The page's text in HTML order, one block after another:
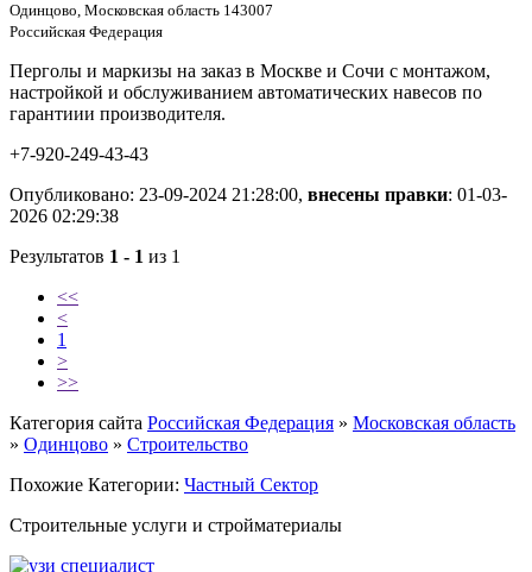
Одинцово, Московская область 143007
Российская Федерация
Перголы и маркизы на заказ в Москве и Сочи с монтажом,
настройкой и обслуживанием автоматических навесов по
гарантиии производителя.
+7-920-249-43-43
Опубликовано: 23-09-2024 21:28:00, внесены правки: 01-03-
2026 02:29:38
Результатов 1 - 1 из 1
<<
<
1
>
>>
Категория сайта Российская Федерация » Московская область
» Одинцово » Строительство
Похожие Категории: Частный Сектор
Строительные услуги и стройматериалы